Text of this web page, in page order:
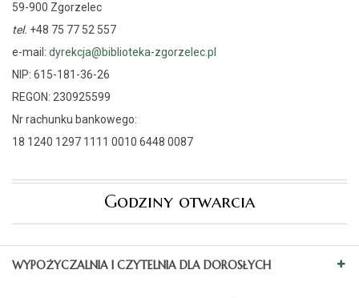
59-900 Zgorzelec
tel. +48 75 77 52 557
e-mail: dyrekcja@biblioteka-zgorzelec.pl
NIP: 615-181-36-26
REGON: 230925599
Nr rachunku bankowego:
18 1240 1297 1111 0010 6448 0087
Godziny otwarcia
WYPOŻYCZALNIA I CZYTELNIA DLA DOROSŁYCH